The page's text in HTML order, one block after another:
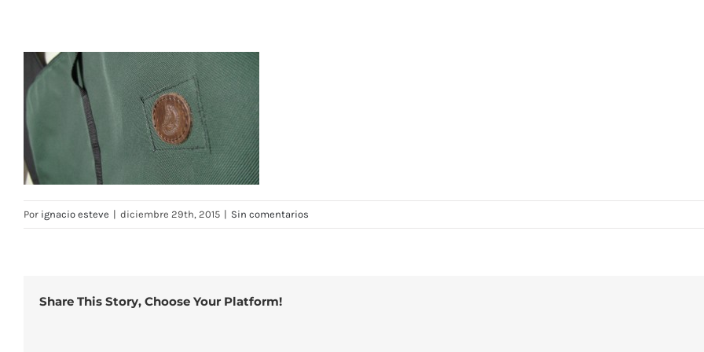
Por ignacio esteve | diciembre 29th, 2015 | Sin comentarios
Share This Story, Choose Your Platform!